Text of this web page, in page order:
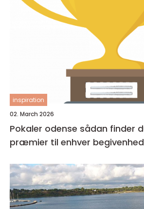
inspiration
02. March 2026
Pokaler odense sådan finder du de rette
præmier til enhver begivenhed